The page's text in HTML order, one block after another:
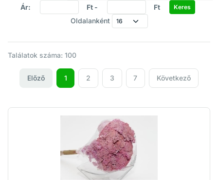
Ár:
Ft -
Ft
Oldalanként
Találatok száma: 100
Előző 1 2 3 7 Következő